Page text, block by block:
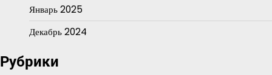
Январь 2025
Декабрь 2024
Рубрики